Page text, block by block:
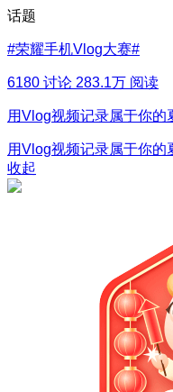
话题
#荣耀手机Vlog大赛#
6180 讨论 283.1万 阅读
用Vlog视频记录属于你的
用Vlog视频记录属于你的
收起